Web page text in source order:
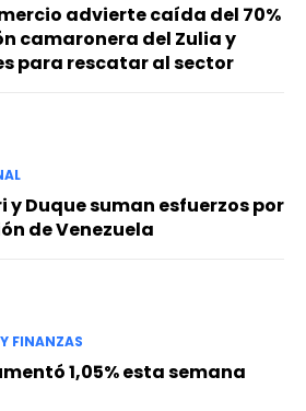
advierte caída del 70%
camaronera del Zulia y
para rescatar al sector
y Duque suman esfuerzos por
de Venezuela
FINANZAS
1,05% esta semana